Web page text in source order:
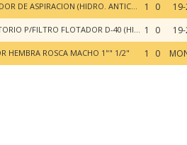
FILTRO FLOTADOR DE ASPIRACION (HIDRO. ANTICONT.) 1 0
RACORD GIRATORIO P/FILTRO FLOTADOR D-40 (HIDRO. ANTICONT.) 1 0
HEMBRA ROSCA MACHO 1"" 1/2" 1 0